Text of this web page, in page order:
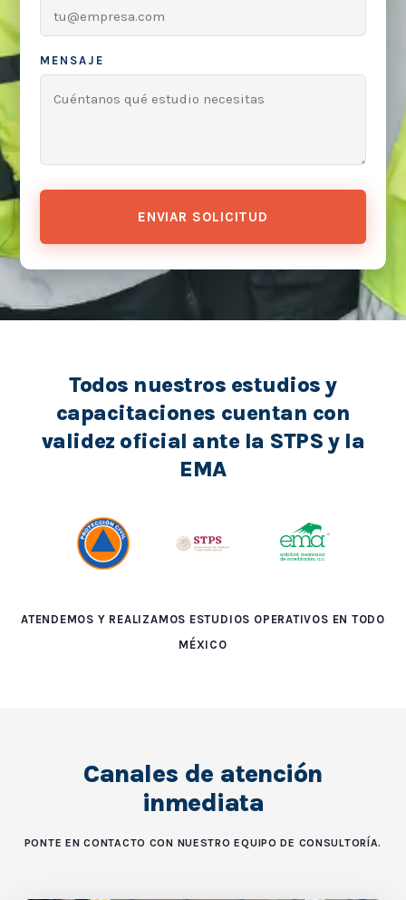
MENSAJE
ENVIAR SOLICITUD
Todos nuestros estudios y
capacitaciones cuentan con
validez oficial ante la STPS y la
EMA
ATENDEMOS Y REALIZAMOS ESTUDIOS OPERATIVOS EN TODO
MÉXICO
Canales de atención
inmediata
PONTE EN CONTACTO CON NUESTRO EQUIPO DE CONSULTORÍA.